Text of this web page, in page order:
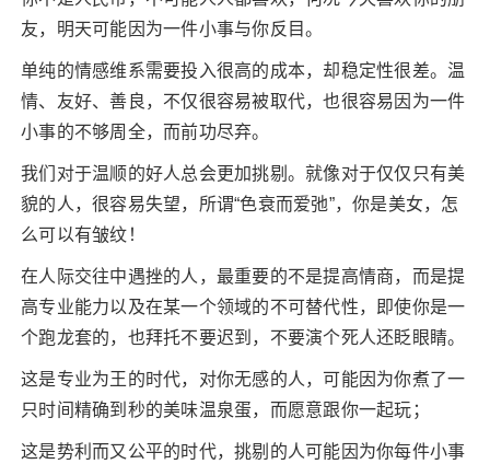
友，明天可能因为一件小事与你反目。
单纯的情感维系需要投入很高的成本，却稳定性很差。温
情、友好、善良，不仅很容易被取代，也很容易因为一件
小事的不够周全，而前功尽弃。
我们对于温顺的好人总会更加挑剔。就像对于仅仅只有美
貌的人，很容易失望，所谓“色衰而爱弛”，你是美女，怎
么可以有皱纹！
在人际交往中遇挫的人，最重要的不是提高情商，而是提
高专业能力以及在某一个领域的不可替代性，即使你是一
个跑龙套的，也拜托不要迟到，不要演个死人还眨眼睛。
这是专业为王的时代，对你无感的人，可能因为你煮了一
只时间精确到秒的美味温泉蛋，而愿意跟你一起玩；
这是势利而又公平的时代，挑剔的人可能因为你每件小事